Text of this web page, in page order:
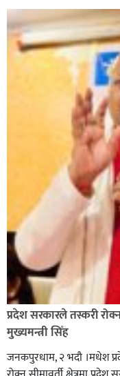
सिराहाको औरहीमा
प्रदेश सरकारले तस्करी
मुख्यमन्त्री सिँह
जनकपुरधाम, २ भदौ ।मधेश